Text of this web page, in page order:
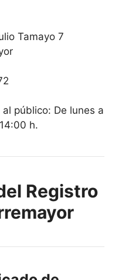
Tamayo 7
público: De lunes a
h.
Registro